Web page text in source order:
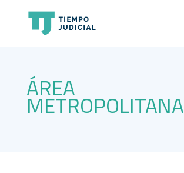
ÁREA
METROPOLITANA